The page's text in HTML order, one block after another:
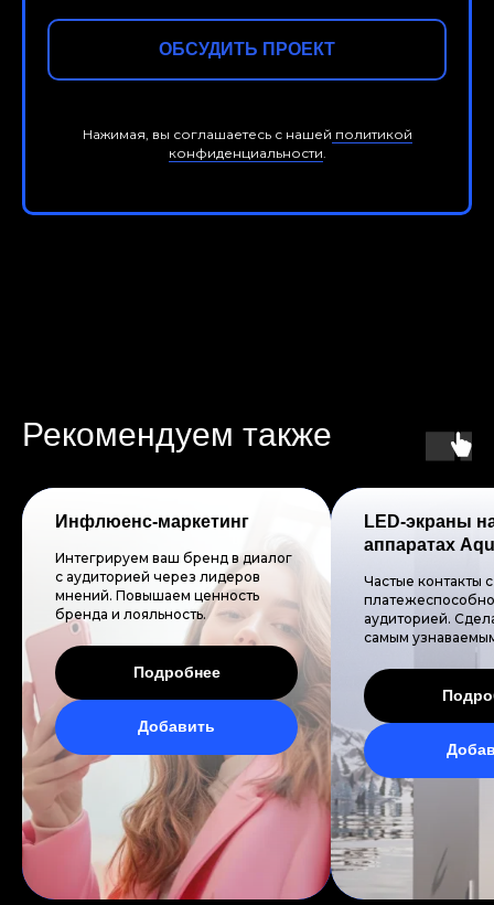
ОБСУДИТЬ ПРОЕКТ
Нажимая, вы соглашаетесь с нашей политикой
конфиденциальности
Рекомендуем также
Инфлюенс-маркетинг
Интегрируем ваш бренд в диалог
с аудиторией через лидеров
мнений. Повышаем ценность
бренда и лояльность.
Подробнее
Добавить
LED-экраны
аппаратах
Частые контакты с
аудиторией.
самым